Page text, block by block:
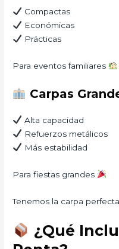
Compactas
Económicas
Prácticas
Para eventos familiares
Carpas
Alta capacidad
Refuerzos metálicos
Más estabilidad
Para fiestas grandes
Tenemos la carpa
¿Qué